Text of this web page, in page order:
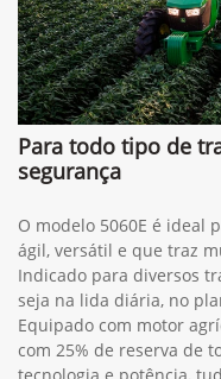
Para todo tipo de
segurança
O modelo 5060E é ideal
ágil, versátil e que traz
Indicado para diversos
seja na lida diária, no
Equipado com motor
com 25% de reserva de